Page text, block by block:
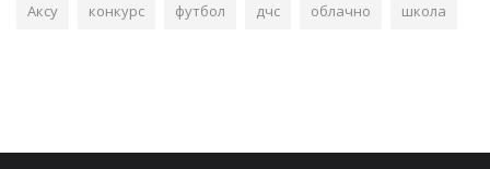
Аксу конкурс футбол дчс облачно школа